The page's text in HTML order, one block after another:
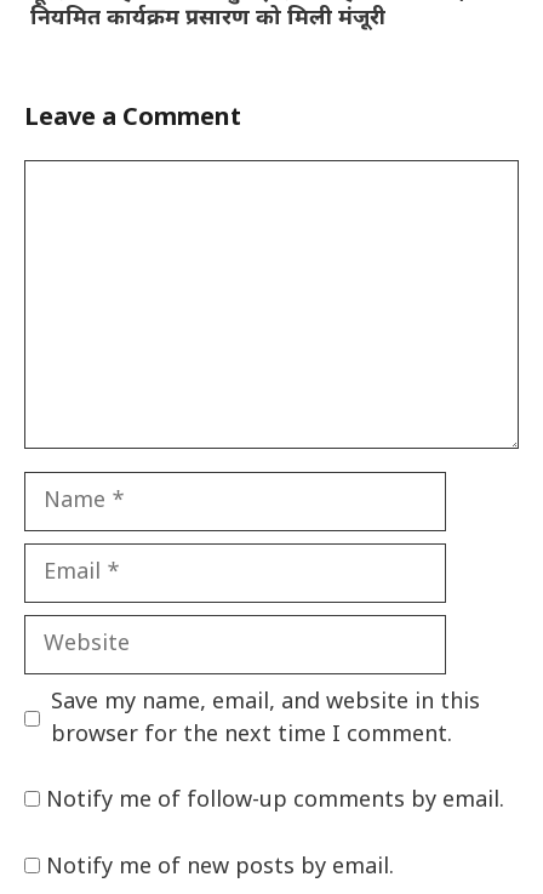
नियमित कार्यक्रम प्रसारण को मिली मंजूरी
Leave a Comment
Name
Email
Website
Save my name, email, and website in this
browser for the next time I comment.
Notify me of follow-up comments by email.
Notify me of new posts by email.